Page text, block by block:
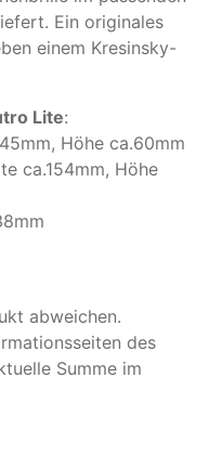
Ein originales
einem Kresinsky-
Lite:
Höhe ca.60mm
ca.154mm, Höhe
abweichen.
des
Summe im